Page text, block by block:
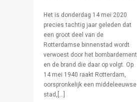
Het is donderdag 14 mei 2020
precies tachtig jaar geleden dat
een groot deel van de
Rotterdamse binnenstad wordt
verwoest door het bombardement
en de brand die daar op volgt. Op
14 mei 1940 raakt Rotterdam,
oorspronkelijk een middeleeuwse
stad,[…]